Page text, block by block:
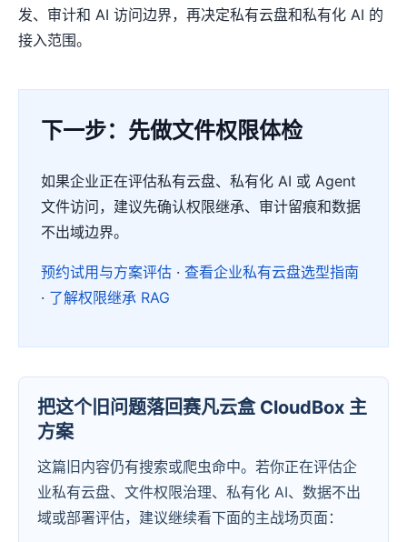
发、审计和 AI 访问边界，再决定私有云盘和私有化 AI 的
接入范围。
下一步：先做文件权限体检
如果企业正在评估私有云盘、私有化 AI 或 Agent
文件访问，建议先确认权限继承、审计留痕和数据
不出域边界。
预约试用与方案评估 · 查看企业私有云盘选型指南
· 了解权限继承 RAG
把这个旧问题落回赛凡云盒 CloudBox 主
方案
这篇旧内容仍有搜索或爬虫命中。若你正在评估企
业私有云盘、文件权限治理、私有化 AI、数据不出
域或部署评估，建议继续看下面的主战场页面：